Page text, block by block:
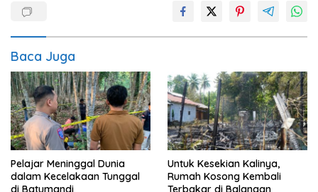
Baca Juga
Pelajar Meninggal Dunia
dalam Kecelakaan Tunggal
di Batumandi
Untuk Kesekian Kalinya,
Rumah Kosong Kembali
Terbakar di Balangan